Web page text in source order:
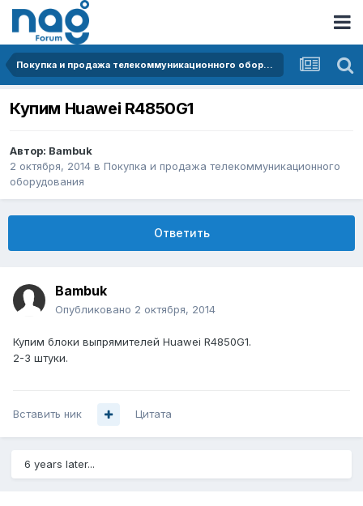
Покупка и продажа телекоммуникационного оборудования
Купим Huawei R4850G1
Автор: Bambuk
2 октября, 2014 в Покупка и продажа телекоммуникационного
оборудования
Ответить
Bambuk
Опубликовано 2 октября, 2014
Купим блоки выпрямителей Huawei R4850G1.
2-3 штуки.
Вставить ник Цитата
6 years later...